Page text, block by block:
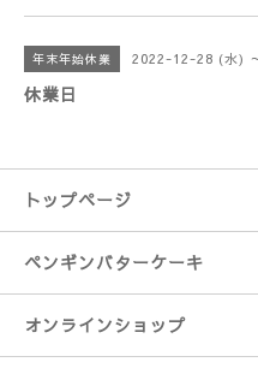
年末年始休業 2022-12-28 (水)
休業日
トップページ
ペンギンバターケーキ
オンラインショップ